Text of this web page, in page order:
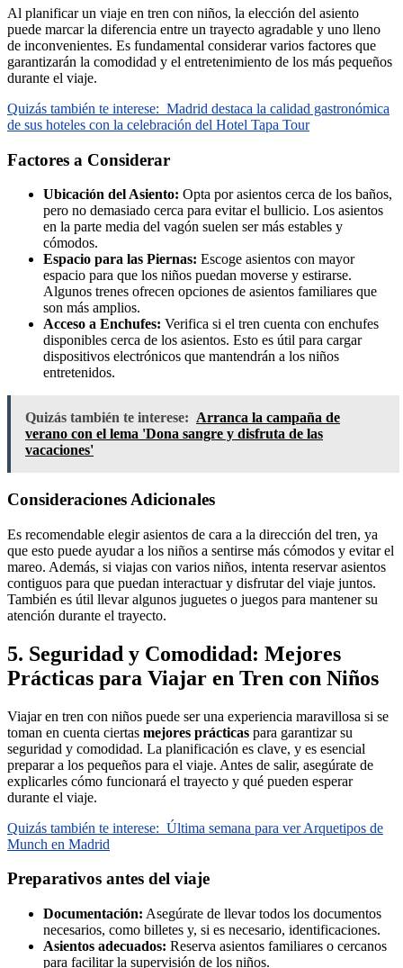
Al planificar un viaje en tren con niños, la elección del asiento
puede marcar la diferencia entre un trayecto agradable y uno lleno
de inconvenientes. Es fundamental considerar varios factores que
garantizarán la comodidad y el entretenimiento de los más pequeños
durante el viaje.
Quizás también te interese: Madrid destaca la calidad gastronómica
de sus hoteles con la celebración del Hotel Tapa Tour
Factores a Considerar
Ubicación del Asiento: Opta por asientos cerca de los baños,
pero no demasiado cerca para evitar el bullicio. Los asientos
en la parte media del vagón suelen ser más estables y
cómodos.
Espacio para las Piernas: Escoge asientos con mayor
espacio para que los niños puedan moverse y estirarse.
Algunos trenes ofrecen opciones de asientos familiares que
son más amplios.
Acceso a Enchufes: Verifica si el tren cuenta con enchufes
disponibles cerca de los asientos. Esto es útil para cargar
dispositivos electrónicos que mantendrán a los niños
entretenidos.
Quizás también te interese: Arranca la campaña de
verano con el lema 'Dona sangre y disfruta de las
vacaciones'
Consideraciones Adicionales
Es recomendable elegir asientos de cara a la dirección del tren, ya
que esto puede ayudar a los niños a sentirse más cómodos y evitar el
mareo. Además, si viajas con varios niños, intenta reservar asientos
contiguos para que puedan interactuar y disfrutar del viaje juntos.
También es útil llevar algunos juguetes o juegos para mantener su
atención durante el trayecto.
5. Seguridad y Comodidad: Mejores
Prácticas para Viajar en Tren con Niños
Viajar en tren con niños puede ser una experiencia maravillosa si se
toman en cuenta ciertas mejores prácticas para garantizar su
seguridad y comodidad. La planificación es clave, y es esencial
preparar a los pequeños para el viaje. Antes de salir, asegúrate de
explicarles cómo funcionará el trayecto y qué pueden esperar
durante el viaje.
Quizás también te interese: Última semana para ver Arquetipos de
Munch en Madrid
Preparativos antes del viaje
Documentación: Asegúrate de llevar todos los documentos
necesarios, como billetes y, si es necesario, identificaciones.
Asientos adecuados: Reserva asientos familiares o cercanos
para facilitar la supervisión de los niños.